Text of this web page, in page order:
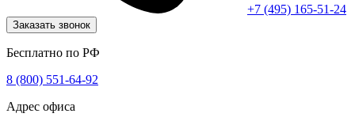
+7 (495) 165-51-24
Заказать звонок
Бесплатно по РФ
8 (800) 551-64-92
Адрес офиса